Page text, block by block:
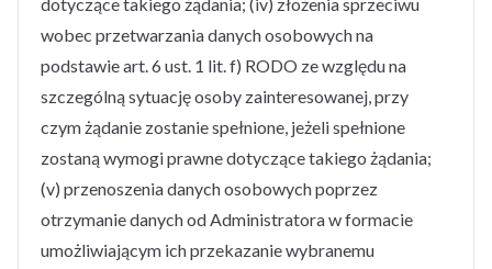
wobec przetwarzania danych osobowych na
podstawie art. 6 ust. 1 lit. f) RODO ze względu na
szczególną sytuację osoby zainteresowanej, przy
czym żądanie zostanie spełnione, jeżeli spełnione
zostaną wymogi prawne dotyczące takiego żądania;
(v) przenoszenia danych osobowych poprzez
otrzymanie danych od Administratora w formacie
umożliwiającym ich przekazanie wybranemu